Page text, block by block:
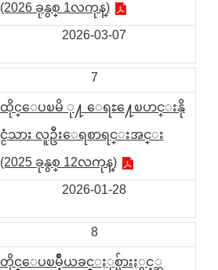
(2026 ခုနွစ္ 1လကုန္)
2026-03-07
7
ထိုင္ေပၿမိ ု႔ ေရႊ႔ေၿပာင္းနို
င္ငံသား လူဦးေရစာရင္းအင္း
(2025 ခုနွစ္ 12လကုန္)
2026-01-28
8
တိုင္ေပၿမိဳ့ယခင္ႏုစ္မ်ားႏွင့္ဆ